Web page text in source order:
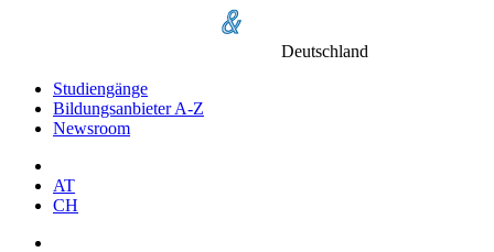
Deutschland
Studiengänge
Bildungsanbieter A-Z
Newsroom
AT
CH